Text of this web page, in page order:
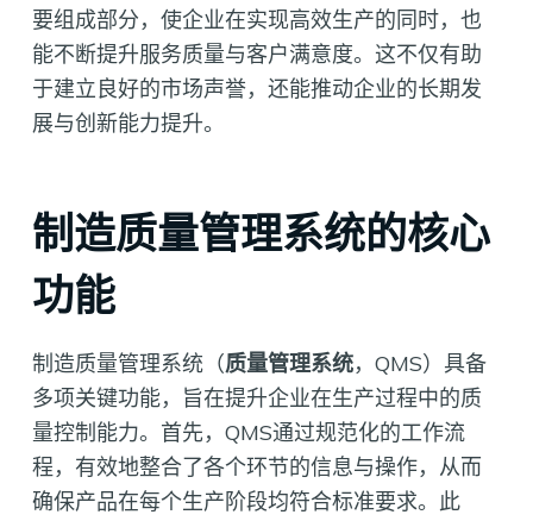
要组成部分，使企业在实现高效生产的同时，也
能不断提升服务质量与客户满意度。这不仅有助
于建立良好的市场声誉，还能推动企业的长期发
展与创新能力提升。
制造质量管理系统的核心
功能
制造质量管理系统（质量管理系统，QMS）具备
多项关键功能，旨在提升企业在生产过程中的质
量控制能力。首先，QMS通过规范化的工作流
程，有效地整合了各个环节的信息与操作，从而
确保产品在每个生产阶段均符合标准要求。此